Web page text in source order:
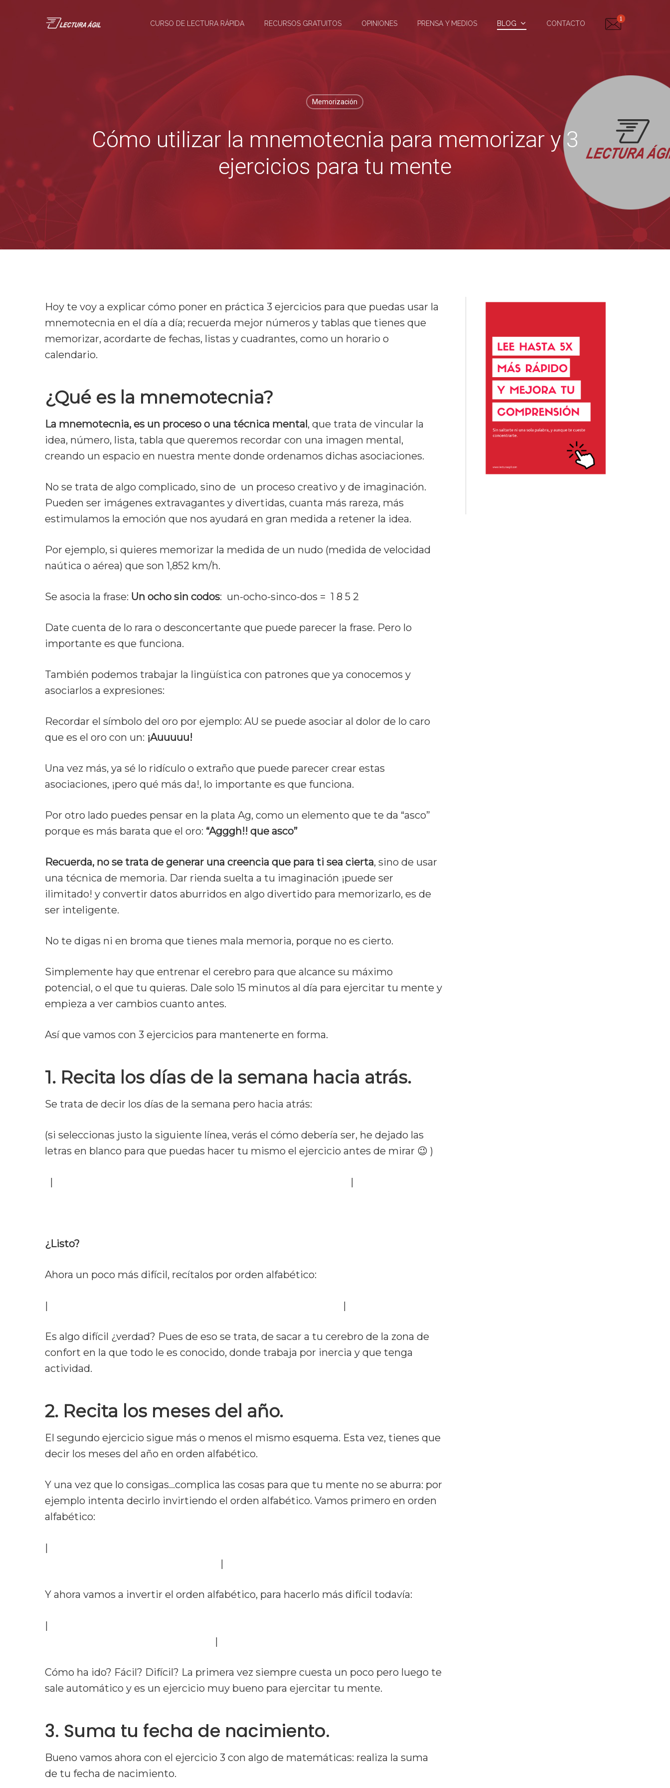
CURSO DE LECTURA RÁPIDA RECURSOS GRATUITOS OPINIONES PRENSA Y MEDIOS BLOG CONTACTO
Memorización
Cómo utilizar la mnemotecnia para memorizar y 3
ejercicios para tu mente
Hoy te voy a explicar cómo poner en práctica 3 ejercicios para que puedas usar la
mnemotecnia en el día a día; recuerda mejor números y tablas que tienes que
memorizar, acordarte de fechas, listas y cuadrantes, como un horario o
calendario.
¿Qué es la mnemotecnia?
La mnemotecnia, es un proceso o una técnica mental, que trata de vincular la
idea, número, lista, tabla que queremos recordar con una imagen mental,
creando un espacio en nuestra mente donde ordenamos dichas asociaciones.
No se trata de algo complicado, sino de un proceso creativo y de imaginación.
Pueden ser imágenes extravagantes y divertidas, cuanta más rareza, más
estimulamos la emoción que nos ayudará en gran medida a retener la idea.
Por ejemplo, si quieres memorizar la medida de un nudo (medida de velocidad
naútica o aérea) que son 1,852 km/h.
Se asocia la frase: Un ocho sin codos: un-ocho-sinco-dos = 1 8 5 2
Date cuenta de lo rara o desconcertante que puede parecer la frase. Pero lo
importante es que funciona.
También podemos trabajar la lingüística con patrones que ya conocemos y
asociarlos a expresiones:
Recordar el símbolo del oro por ejemplo: AU se puede asociar al dolor de lo caro
que es el oro con un: ¡Auuuuu!
Una vez más, ya sé lo ridículo o extraño que puede parecer crear estas
asociaciones, ¡pero qué más da!, lo importante es que funciona.
Por otro lado puedes pensar en la plata Ag, como un elemento que te da “asco”
porque es más barata que el oro: “Agggh!! que asco”
Recuerda, no se trata de generar una creencia que para ti sea cierta, sino de usar
una técnica de memoria. Dar rienda suelta a tu imaginación ¡puede ser
ilimitado! y convertir datos aburridos en algo divertido para memorizarlo, es de
ser inteligente.
No te digas ni en broma que tienes mala memoria, porque no es cierto.
Simplemente hay que entrenar el cerebro para que alcance su máximo
potencial, o el que tu quieras. Dale solo 15 minutos al día para ejercitar tu mente y
empieza a ver cambios cuanto antes.
Así que vamos con 3 ejercicios para mantenerte en forma.
1. Recita los días de la semana hacia atrás.
Se trata de decir los días de la semana pero hacia atrás:
(si seleccionas justo la siguiente línea, verás el cómo debería ser, he dejado las
letras en blanco para que puedas hacer tu mismo el ejercicio antes de mirar 😉 )
| |
¿Listo?
Ahora un poco más difícil, recítalos por orden alfabético:
| |
Es algo difícil ¿verdad? Pues de eso se trata, de sacar a tu cerebro de la zona de
confort en la que todo le es conocido, donde trabaja por inercia y que tenga
actividad.
2. Recita los meses del año.
El segundo ejercicio sigue más o menos el mismo esquema. Esta vez, tienes que
decir los meses del año en orden alfabético.
Y una vez que lo consigas…complica las cosas para que tu mente no se aburra: por
ejemplo intenta decirlo invirtiendo el orden alfabético. Vamos primero en orden
alfabético:
|
|
Y ahora vamos a invertir el orden alfabético, para hacerlo más difícil todavía:
|
|
Cómo ha ido? Fácil? Difícil? La primera vez siempre cuesta un poco pero luego te
sale automático y es un ejercicio muy bueno para ejercitar tu mente.
3. Suma tu fecha de nacimiento.
Bueno vamos ahora con el ejercicio 3 con algo de matemáticas: realiza la suma
de tu fecha de nacimiento.